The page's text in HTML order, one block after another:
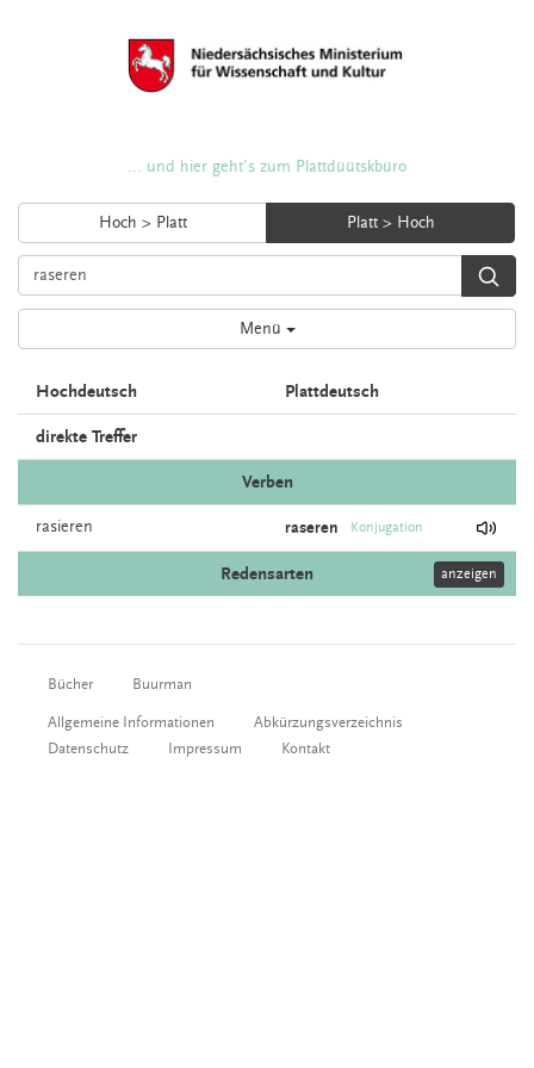
... und hier geht's zum Plattdüütskbüro
Hoch > Platt Platt > Hoch
Menü
Hochdeutsch Plattdeutsch
direkte Treffer
Verben
rasieren raseren Konjugation
Redensarten anzeigen
Bücher Buurman
Allgemeine Informationen
Abkürzungsverzeichnis
Datenschutz
Impressum Kontakt